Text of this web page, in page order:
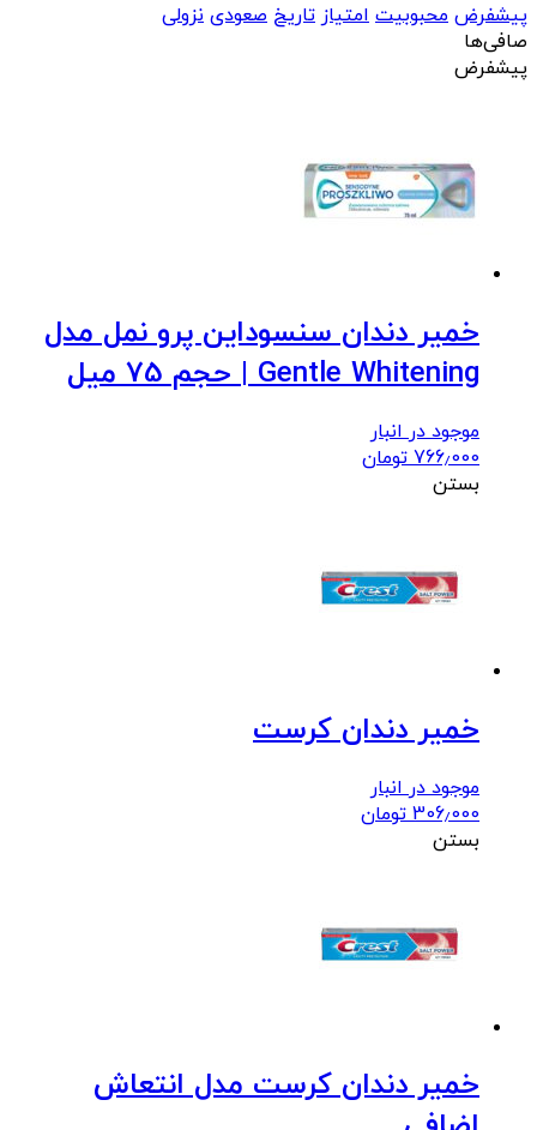
پیشفرض محبوبیت امتیاز تاریخ صعودی نزولی
صافی‌ها
پیشفرض
خمیر دندان سنسوداین پرو نمل مدل
Gentle Whitening | حجم 75 میل
موجود در انبار
766٫000 تومان
بستن
خمیر دندان کرست
موجود در انبار
306٫000 تومان
بستن
خمیر دندان کرست مدل انتعاش